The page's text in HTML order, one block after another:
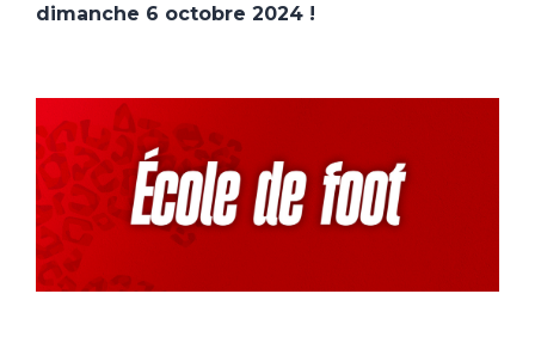
dimanche 6 octobre 2024 !